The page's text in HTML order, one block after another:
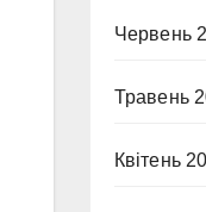
Червень
Травень
Квітень